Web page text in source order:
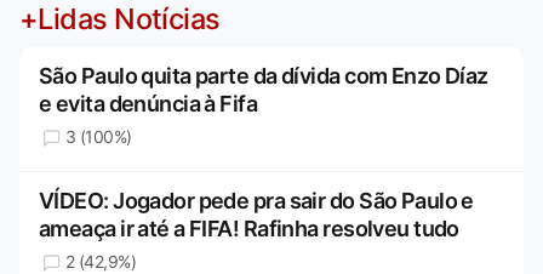
+Lidas Notícias
São Paulo quita parte da dívida com Enzo Díaz
e evita denúncia à Fifa
3 (100%)
VÍDEO: Jogador pede pra sair do São Paulo e
ameaça ir até a FIFA! Rafinha resolveu tudo
2 (42,9%)